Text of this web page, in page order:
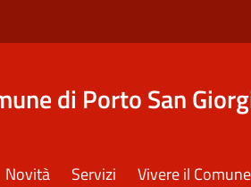
di Porto San
Novità Servizi Vivere il Comune